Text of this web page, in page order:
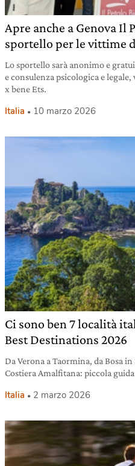
Apre anche a Genova Il
sportello per le vittime
Lo sportello sarà anonimo e
e consulenza psicologica e
x bene Ets.
Italia 10 marzo 2026
Ci sono ben 7 località
Best Destinations 2026
Da Verona a Taormina, da Bosa
Costiera Amalfitana: piccola
Italia 2 marzo 2026